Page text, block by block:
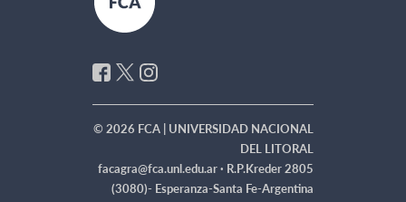
© 2026 FCA | UNIVERSIDAD NACIONAL
DEL LITORAL
facagra@fca.unl.edu.ar · R.P.Kreder 2805
(3080)- Esperanza-Santa Fe-Argentina